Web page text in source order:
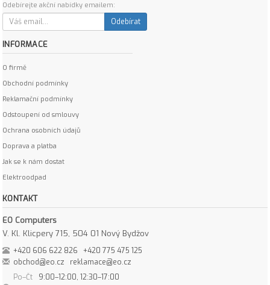
Odebírejte akční nabídky emailem:
Odebírat
INFORMACE
O firmě
Obchodní podmínky
Reklamační podmínky
Odstoupení od smlouvy
Ochrana osobních údajů
Doprava a platba
Jak se k nám dostat
Elektroodpad
KONTAKT
EO Computers
V. Kl. Klicpery 715, 504 01 Nový Bydžov
+420 606 622 826
+420 775 475 125
obchod@eo.cz
reklamace@eo.cz
Po–Čt
9:00–12:00, 12:30–17:00